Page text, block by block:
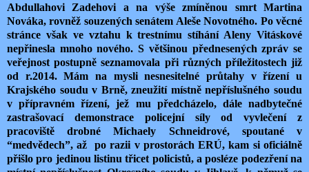
Abdullahovi Zadehovi a na výše zmíněnou smrt Martina
Nováka, rovněž souzených senátem Aleše Novotného. Po věcné
stránce však ve vztahu k trestnímu stíhání Aleny Vitáskové
nepřinesla mnoho nového. S většinou přednesených zpráv se
veřejnost postupně seznamovala při různých příležitostech již
od r.2014. Mám na mysli nesnesitelné průtahy v řízení u
Krajského soudu v Brně, zneužití místně nepříslušného soudu
v přípravném řízení, jež mu předcházelo, dále nadbytečné
zastrašovací demonstrace policejní síly od vyvlečení z
pracoviště drobné Michaely Schneidrové, spoutané v
“medvědech”, až po razii v prostorách ERÚ, kam si oficiálně
přišlo pro jedinou listinu třicet policistů, a posléze podezření na